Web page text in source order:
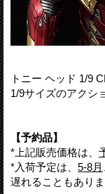
トニー ヘッド 1/9
1/9サイズのアクシ
【予約品】
*上記販売価格は、
*入荷予定は、 5-8月
遅れることもあり